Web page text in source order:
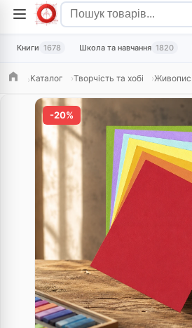
Книги 1678 Школа та навчання 1820
ГоловнаКаталог Творчість та хобі Живопис
-20%